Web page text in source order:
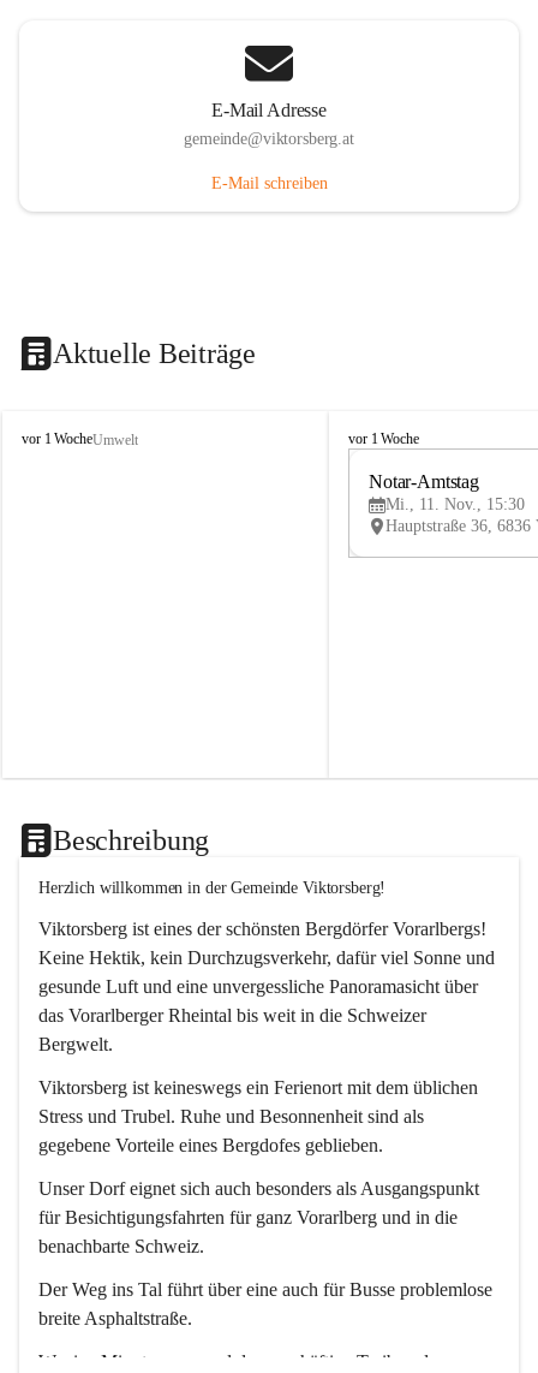
E-Mail Adresse
gemeinde@viktorsberg.at
E-Mail schreiben
Aktuelle Beiträge
V
vor 1 WocheUmwelt
V
vor 1 Woche
Notar-Amtstag
Mi., 11. Nov., 15:30
Beschreibung
Herzlich willkommen in der Gemeinde Viktorsberg!
Viktorsberg ist eines der schönsten Bergdörfer Vorarlbergs!
Keine Hektik, kein Durchzugsverkehr, dafür viel Sonne und
gesunde Luft und eine unvergessliche Panoramasicht über
das Vorarlberger Rheintal bis weit in die Schweizer
Bergwelt.
Viktorsberg ist keineswegs ein Ferienort mit dem üblichen
Stress und Trubel. Ruhe und Besonnenheit sind als
gegebene Vorteile eines Bergdofes geblieben.
Unser Dorf eignet sich auch besonders als Ausgangspunkt
für Besichtigungsfahrten für ganz Vorarlberg und in die
benachbarte Schweiz.
Der Weg ins Tal führt über eine auch für Busse problemlose
breite Asphaltstraße.
Wenige Minuten nur, und das geschäftige Treiben der